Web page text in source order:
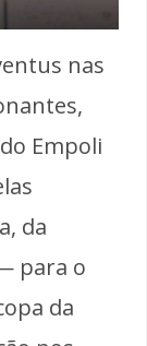
nas
Empoli
da
para o
da